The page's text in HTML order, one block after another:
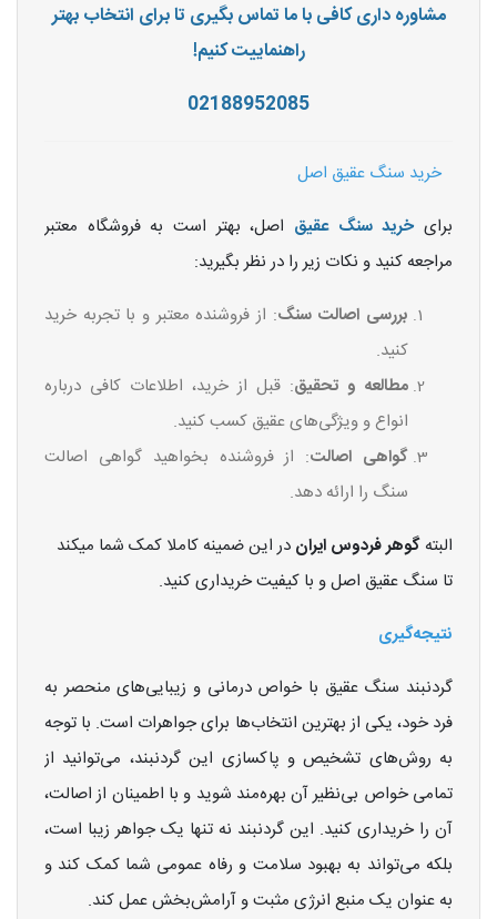
مشاوره داری کافی با ما تماس بگیری تا برای انتخاب بهتر
راهنماییت کنیم!
02188952085
خرید سنگ عقیق اصل
برای خرید سنگ عقیق اصل، بهتر است به فروشگاه‌ معتبر
مراجعه کنید و نکات زیر را در نظر بگیرید:
بررسی اصالت سنگ: از فروشنده معتبر و با تجربه خرید
کنید.
مطالعه و تحقیق: قبل از خرید، اطلاعات کافی درباره
انواع و ویژگی‌های عقیق کسب کنید.
گواهی اصالت: از فروشنده بخواهید گواهی اصالت
سنگ را ارائه دهد.
البته گوهر فردوس ایران در این ضمینه کاملا کمک شما میکند
تا سنگ عقیق اصل و با کیفیت خریداری کنید.
نتیجه‌گیری
گردنبند سنگ عقیق با خواص درمانی و زیبایی‌های منحصر به
فرد خود، یکی از بهترین انتخاب‌ها برای جواهرات است. با توجه
به روش‌های تشخیص و پاکسازی این گردنبند، می‌توانید از
تمامی خواص بی‌نظیر آن بهره‌مند شوید و با اطمینان از اصالت،
آن را خریداری کنید. این گردنبند نه تنها یک جواهر زیبا است،
بلکه می‌تواند به بهبود سلامت و رفاه عمومی شما کمک کند و
به عنوان یک منبع انرژی مثبت و آرامش‌بخش عمل کند.